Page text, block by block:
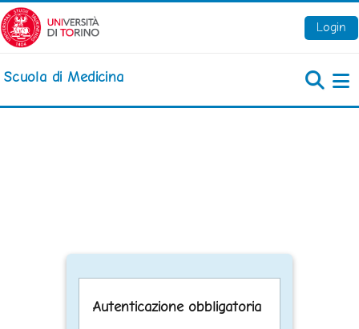
Vai al contenuto principale
Login
Scuola di Medicina
Autenticazione obbligatoria